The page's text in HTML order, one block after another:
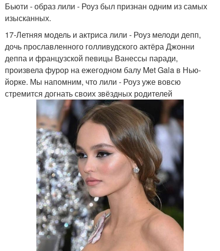
Бьюти - образ лили - Роуз был признан одним из самых
изысканных.
17-Летняя модель и актриса лили - Роуз мелоди депп,
дочь прославленного голливудского актёра Джонни
деппа и французской певицы Ванессы паради,
произвела фурор на ежегодном балу Met Gala в Нью-
йорке. Мы напомним, что лили - Роуз уже вовсю
стремится догнать своих звёздных родителей